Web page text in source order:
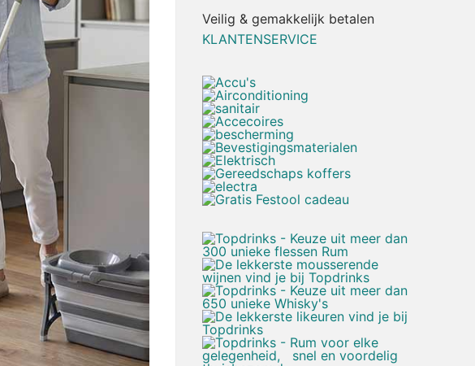
Veilig & gemakkelijk betalen
KLANTENSERVICE